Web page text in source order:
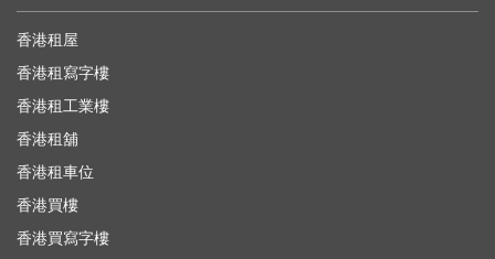
香港租屋
香港租寫字樓
香港租工業樓
香港租舖
香港租車位
香港買樓
香港買寫字樓